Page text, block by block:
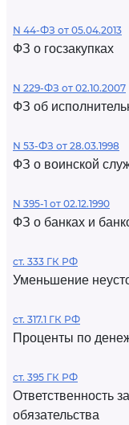
N 44-ФЗ от 05.04.2013
ФЗ о госзакупках
N 229-ФЗ от 02.10.2007
ФЗ об
N 53-ФЗ от 28.03.1998
ФЗ о воинской
N 395-1 от 02.12.1990
ФЗ о банках и
ст. 333 ГК РФ
Уменьшение
ст. 317.1 ГК РФ
Проценты по
ст. 395 ГК РФ
Ответственность
обязательства